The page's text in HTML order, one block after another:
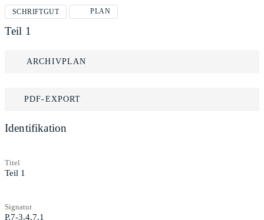
SCHRIFTGUT PLAN
Teil 1
ARCHIVPLAN
PDF-EXPORT
Identifikation
Titel
Teil 1
Signatur
P.7-3.4.7.1